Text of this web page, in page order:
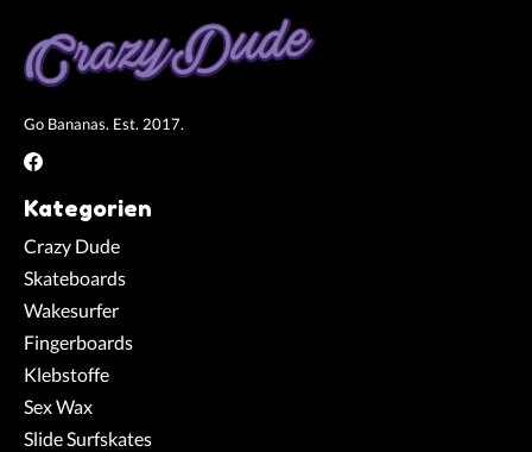
Go Bananas. Est. 2017.
Kategorien
Crazy Dude
Skateboards
Wakesurfer
Fingerboards
Klebstoffe
Sex Wax
Slide Surfskates